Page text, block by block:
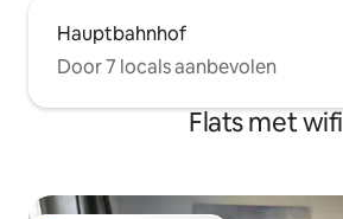
Hauptbahnhof
Door 7 locals aanbevolen
Flats met wifi